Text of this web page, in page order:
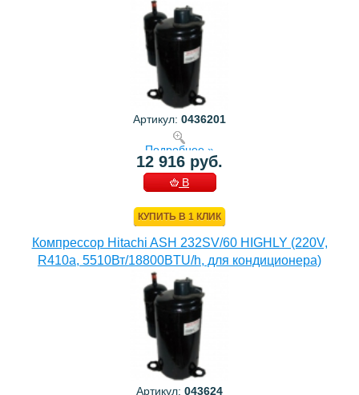
Артикул: 0436201
Подробнее »
12 916 руб.
В
КУПИТЬ В 1 КЛИК
Компрессор Hitachi ASH 232SV/60 HIGHLY (220V,
R410a, 5510Вт/18800BTU/h, для кондиционера)
Артикул: 043624